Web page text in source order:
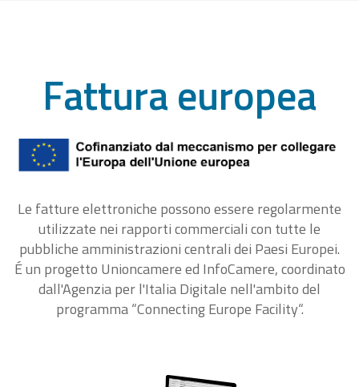
Fattura europea
Le fatture elettroniche possono essere regolarmente
utilizzate nei rapporti commerciali con tutte le
pubbliche amministrazioni centrali dei Paesi Europei.
É un progetto Unioncamere ed InfoCamere, coordinato
dall'Agenzia per l'Italia Digitale nell'ambito del
programma “Connecting Europe Facility“.